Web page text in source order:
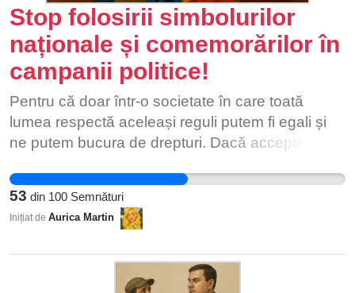
Stop folosirii simbolurilor
naționale și comemorărilor în
campanii politice!
Pentru că doar într-o societate în care toată
lumea respectă aceleași reguli putem fi egali și
ne putem bucura de drepturi. Dacă acceptăm ca
după bunul plac, pierdem respectul față de istorie
și față de noi înșine. Dacă vom continua pe
drumul divizării, în care fiecare confiscă eroi și
ajunge nicăieri. Avem nevoie de unitate și de
respect reciproc pentru a construi o societate mai
53 din 100 Semnături
Inițiat de Aurica Martin